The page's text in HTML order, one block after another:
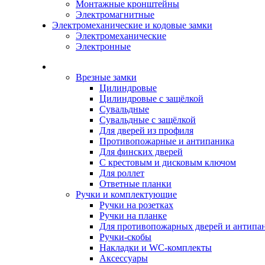
Монтажные кронштейны
Электромагнитные
Электромеханические и кодовые замки
Электромеханические
Электронные
Врезные замки
Цилиндровые
Цилиндровые с защёлкой
Сувальдные
Сувальдные с защёлкой
Для дверей из профиля
Противопожарные и антипаника
Для финских дверей
С крестовым и дисковым ключом
Для роллет
Ответные планки
Ручки и комплектующие
Ручки на розетках
Ручки на планке
Для противопожарных дверей и
Ручки-скобы
Накладки и WC-комплекты
Аксессуары